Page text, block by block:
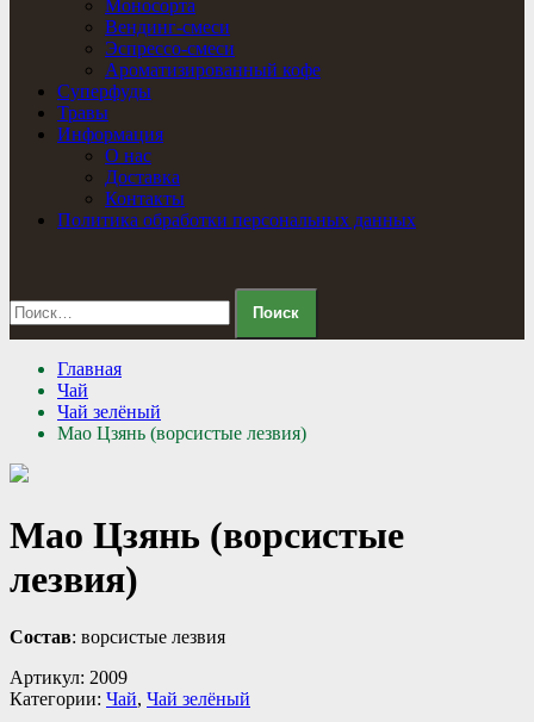
Моносорта
Вендинг-смеси
Эспрессо-смеси
Ароматизированный кофе
Суперфуды
Травы
Информация
О нас
Доставка
Контакты
Политика обработки персональных данных
Найти:
Главная
Чай
Чай зелёный
Мао Цзянь (ворсистые лезвия)
Мао Цзянь (ворсистые
лезвия)
Состав: ворсистые лезвия
Артикул: 2009
Категории: Чай, Чай зелёный